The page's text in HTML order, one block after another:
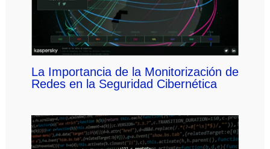
La Importancia de la Monitorización de
Redes en la Seguridad Cibernética